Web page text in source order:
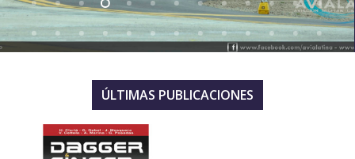
ÚLTIMAS PUBLICACIONES